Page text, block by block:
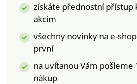
získáte přednostní přístup
akcím
všechny novinky na e-
první
na uvítanou Vám pošleme
nákup